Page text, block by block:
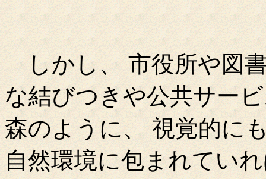
しかし、 市役所や図
な結びつきや公共サー
森のように、 視覚的に
自然環境に包まれてい